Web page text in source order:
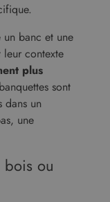
banc et une
contexte
plus
sont
dans un
une
ou